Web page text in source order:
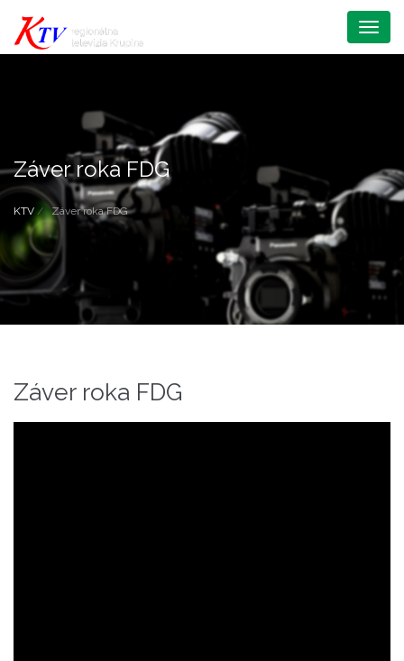
Menu
Záver roka FDG
KTV Záver roka FDG
Záver roka FDG